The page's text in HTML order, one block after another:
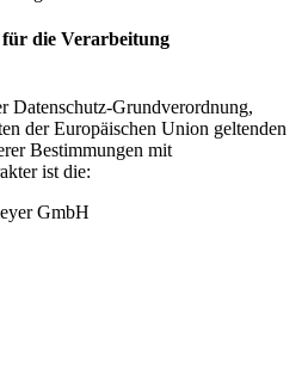
die Verarbeitung
Datenschutz-Grundverordnung,
der Europäischen Union geltenden
Bestimmungen mit
ist die:
GmbH